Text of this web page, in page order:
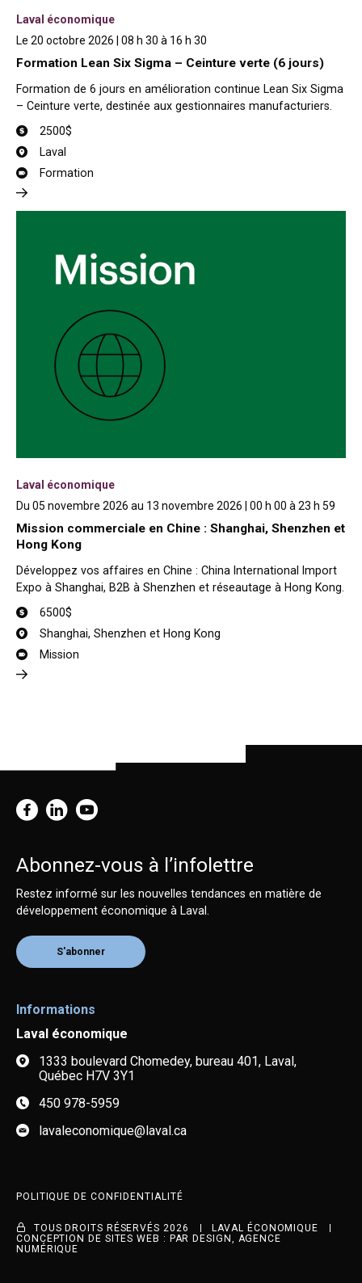
Laval économique
Le 20 octobre 2026 | 08 h 30 à 16 h 30
Formation Lean Six Sigma – Ceinture verte (6 jours)
Formation de 6 jours en amélioration continue Lean Six Sigma
– Ceinture verte, destinée aux gestionnaires manufacturiers.
2500$
Laval
Formation
Laval économique
Du 05 novembre 2026 au 13 novembre 2026 | 00 h 00 à 23 h 59
Mission commerciale en Chine : Shanghai, Shenzhen et
Hong Kong
Développez vos affaires en Chine : China International Import
Expo à Shanghai, B2B à Shenzhen et réseautage à Hong Kong.
6500$
Shanghai, Shenzhen et Hong Kong
Mission
Abonnez-vous à l’infolettre
Restez informé sur les nouvelles tendances en matière de
développement économique à Laval.
S'abonner
Informations
Laval économique
1333 boulevard Chomedey, bureau 401, Laval,
Québec H7V 3Y1
450 978-5959
lavaleconomique@laval.ca
TOUS DROITS RÉSERVÉS 2026
LAVAL ÉCONOMIQUE
CONCEPTION DE SITES WEB : PAR DESIGN, AGENCE
NUMÉRIQUE
POLITIQUE DE CONFIDENTIALITÉ